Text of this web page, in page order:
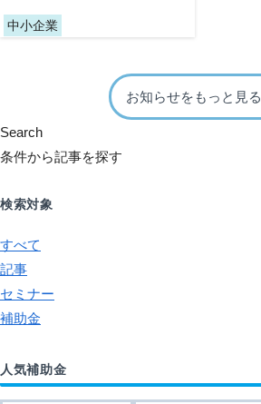
中小企業
お知らせをもっと見る
Search
条件から記事を探す
検索対象
すべて
記事
セミナー
補助金
人気補助金